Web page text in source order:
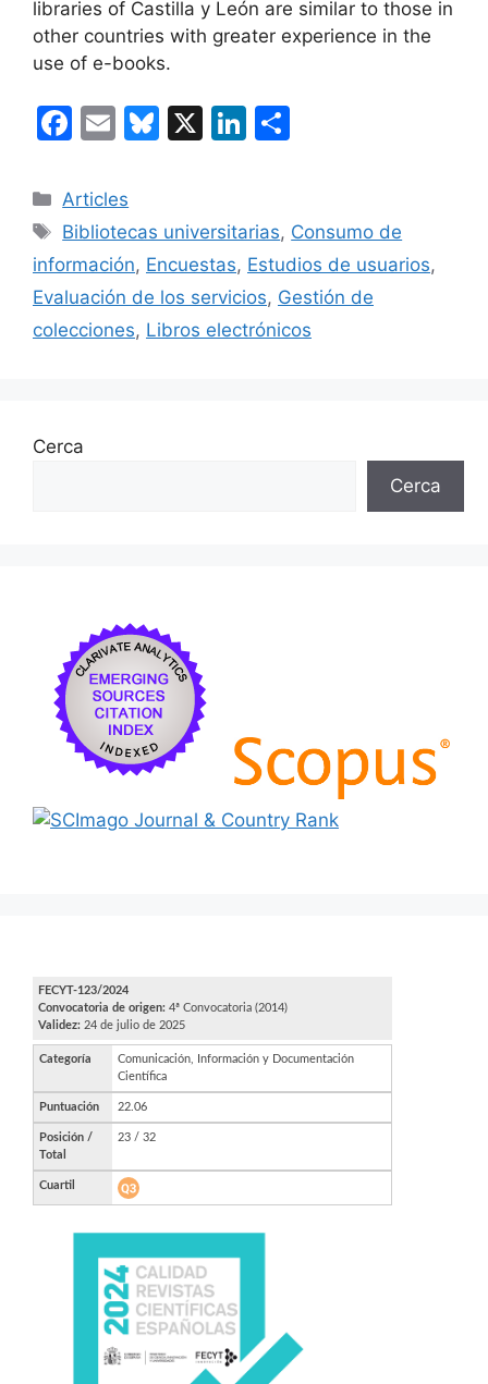
libraries of Castilla y León are similar to those in
other countries with greater experience in the
use of e-books.
F
c
e
b
o
o
E
ai
l
Bl
s
k
y
X
Li
e
dI
n
p
ar
te
ix
Categories
Articles
Etiquetes
Bibliotecas universitarias, Consumo de
información, Encuestas, Estudios de usuarios,
Evaluación de los servicios, Gestión de
colecciones, Libros electrónicos
Cerca
Cerca